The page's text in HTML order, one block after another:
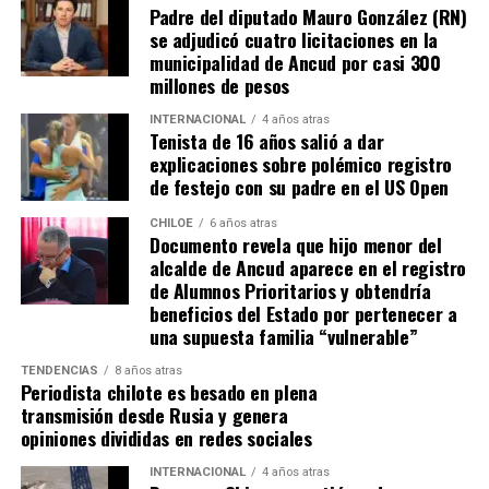
desarrollo local.
“Seguimos trabajando con esperanza, pero sin
, concluyó el alcalde de Quemchi, reflejando el
sentimiento generalizado entre los ediles de Chiloé ante
la disminución de recursos provenientes de la Subdere.
Padre del diputado Mauro González (RN)
se adjudicó cuatro licitaciones en la
municipalidad de Ancud por casi 300
millones de pesos
INTERNACIONAL 4 años atras
Tenista de 16 años salió a dar
explicaciones sobre polémico registro
de festejo con su padre en el US Open
CHILOE 6 años atras
Documento revela que hijo menor del
alcalde de Ancud aparece en el registro
de Alumnos Prioritarios y obtendría
beneficios del Estado por pertenecer a
una supuesta familia “vulnerable”
TENDENCIAS 8 años atras
Periodista chilote es besado en plena
transmisión desde Rusia y genera
opiniones divididas en redes sociales
INTERNACIONAL 4 años atras